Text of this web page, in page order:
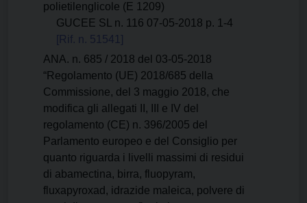
polietilenglicole (E 1209)
GUCEE SL n. 116 07-05-2018 p. 1-4
[Rif. n. 51541]
ANA. n. 685 / 2018 del 03-05-2018
“Regolamento (UE) 2018/685 della
Commissione, del 3 maggio 2018, che
modifica gli allegati II, III e IV del
regolamento (CE) n. 396/2005 del
Parlamento europeo e del Consiglio per
quanto riguarda i livelli massimi di residui
di abamectina, birra, fluopyram,
fluxapyroxad, idrazide maleica, polvere di